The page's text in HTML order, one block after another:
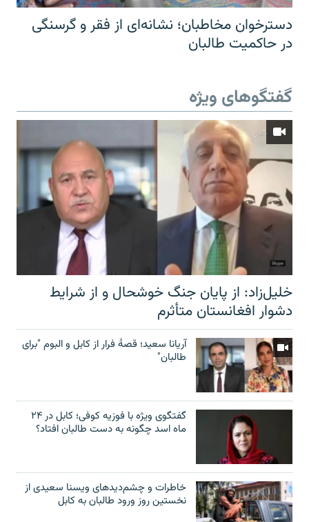
دسترخوان مخاطبان؛ نشانه‌ای از فقر و گرسنگی
در حاکمیت طالبان
گفتگوهای ویژه
خلیل‌زاد: از پایان جنگ خوشحال و از شرایط
دشوار افغانستان متأثرم
آریانا سعید؛ قصۀ فرار از کابل و البوم "برای
طالبان"
گفتگوی ویژه با فوزیه کوفی؛ کابل در ۲۴
ماه اسد چگونه به دست طالبان افتاد؟
خاطرات و چشم‌دید‌های ویسنا سعیدی از
نخستین روز ورود طالبان به کابل